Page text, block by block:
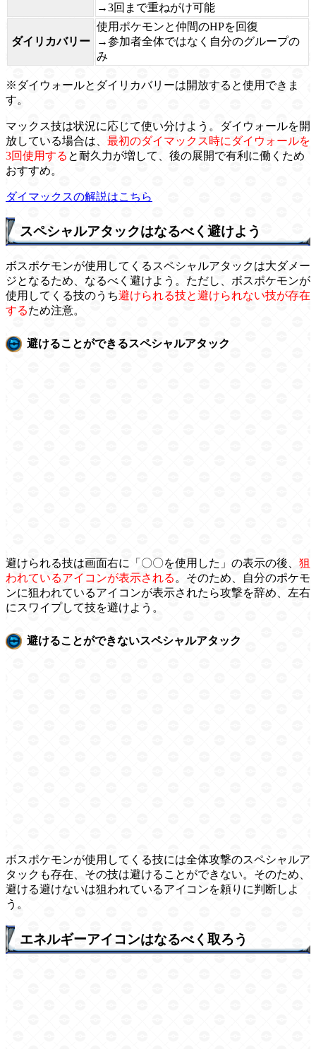
→3回まで重ねがけ可能
ダイリカバリー
使用ポケモンと仲間のHPを回復
→参加者全体ではなく自分のグループの
み
※ダイウォールとダイリカバリーは開放すると使用できま
す。
マックス技は状況に応じて使い分けよう。ダイウォールを開
放している場合は、 最初のダイマックス時にダイウォールを
3回使用する と耐久力が増して、後の展開で有利に働くため
おすすめ。
ダイマックスの解説はこちら
スペシャルアタックはなるべく避けよう
ボスポケモンが使用してくるスペシャルアタックは大ダメー
ジとなるため、なるべく避けよう。ただし、ボスポケモンが
使用してくる技のうち避けられる技と避けられない技が存在
するため注意。
避けることができるスペシャルアタック
避けられる技は画面右に「〇〇を使用した」の表示の後、 狙
われているアイコンが表示される 。そのため、自分のポケモ
ンに狙われているアイコンが表示されたら攻撃を辞め、左右
にスワイプして技を避けよう。
避けることができないスペシャルアタック
ボスポケモンが使用してくる技には全体攻撃のスペシャルア
タックも存在、その技は避けることができない。そのため、
避ける避けないは狙われているアイコンを頼りに判断しよ
う。
エネルギーアイコンはなるべく取ろう